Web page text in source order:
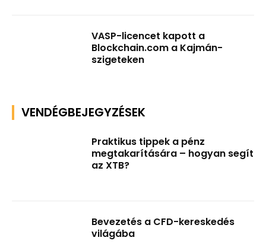
VASP-licencet kapott a
Blockchain.com a Kajmán-
szigeteken
VENDÉGBEJEGYZÉSEK
Praktikus tippek a pénz
megtakarítására – hogyan segít
az XTB?
Bevezetés a CFD-kereskedés
világába